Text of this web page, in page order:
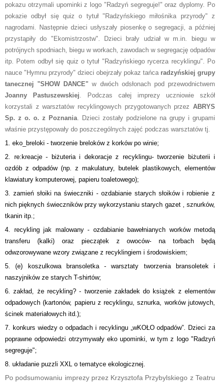
pokazu otrzymali upominki z logo "Radzyń segreguje!" oraz dyplomy. Po
pokazie odbył się quiz o tytuł "Radzyńskiego miłośnika przyrody" z
nagrodami. Następnie dzieci usłyszały piosenkę o segregacji, a później
przystąpiły do "Ekomistrzostw". Dzieci brały udział w m.in. biegu w
potrójnych spodniach, biegu w workach, zawodach w segregację odpadów
itp. Potem odbył się quiz o tytuł "Radzyńskiego rycerza recyklingu". Po
nauce "Hymnu przyrody" dzieci obejrzały pokaz tańca radzyńskiej grupy
tanecznej "SHOW DANCE" w dwóch odsłonach pod przewodnictwem
Joanny Pastuszewskiej . Podczas całej imprezy uczniowie szkół
korzystali z warsztatów recyklingowych przygotowanych przez ABRYS
Sp. z o. o. z Poznania . Dzieci zostały podzielone na grupy i grupami
właśnie przystępowały do poszczególnych zajęć podczas warsztatów tj.
1. eko_breloki - tworzenie breloków z korków po winie;
2. re:kreacje - biżuteria i dekoracje z recyklingu- tworzenie biżuterii i
ozdób z odpadów (np. z makulatury, butelek plastikowych, elementów
klawiatury komputerowej, papieru toaletowego);
3. zamień słoiki na świeczniki - ozdabianie starych słoików i robienie z
nich pięknych świeczników przy wykorzystaniu starych gazet , sznurków,
tkanin itp.;
4. recykling jak malowany - ozdabianie bawełnianych worków metodą
transferu (kalki) oraz pieczątek z owoców- na torbach będą
odwzorowywane wzory związane z recyklingiem i środowiskiem;
5. (e) koszulkowa bransoletka - warsztaty tworzenia bransoletek i
naszyjników ze starych T-shirtów;
6. zakład, że recykling? - tworzenie zakładek do książek z elementów
odpadowych (kartonów, papieru z recyklingu, sznurka, worków jutowych,
ścinek materiałowych itd.);
7. konkurs wiedzy o odpadach i recyklingu „wKOŁO odpadów”. Dzieci za
poprawne odpowiedzi otrzymywały eko upominki, w tym z logo "Radzyń
segreguje";
8. układanie puzzli XXL o tematyce ekologicznej.
Po podsumowaniu imprezy przez Krzysztofa Przybylskiego z Teatru